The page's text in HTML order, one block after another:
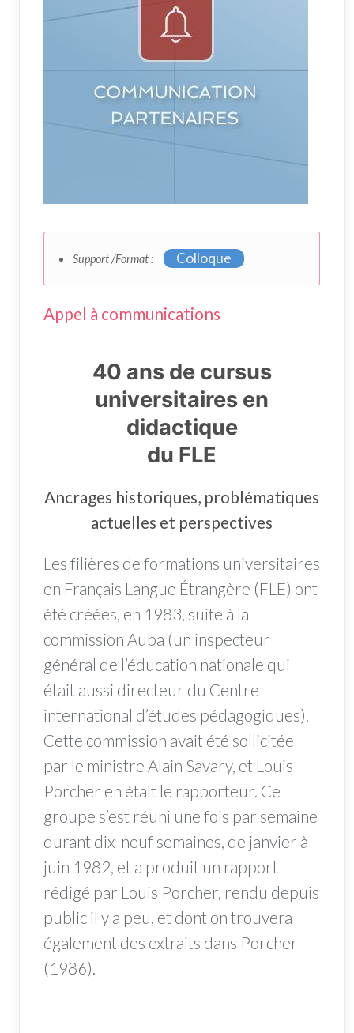
Support /Format : Colloque
Appel à communications
40 ans de cursus
universitaires en
didactique
du FLE
Ancrages historiques, problématiques
actuelles et perspectives
Les filières de formations universitaires
en Français Langue Étrangère (FLE) ont
été créées, en 1983, suite à la
commission Auba (un inspecteur
général de l’éducation nationale qui
était aussi directeur du Centre
international d’études pédagogiques).
Cette commission avait été sollicitée
par le ministre Alain Savary, et Louis
Porcher en était le rapporteur. Ce
groupe s’est réuni une fois par semaine
durant dix-neuf semaines, de janvier à
juin 1982, et a produit un rapport
rédigé par Louis Porcher, rendu depuis
public il y a peu, et dont on trouvera
également des extraits dans Porcher
(1986).